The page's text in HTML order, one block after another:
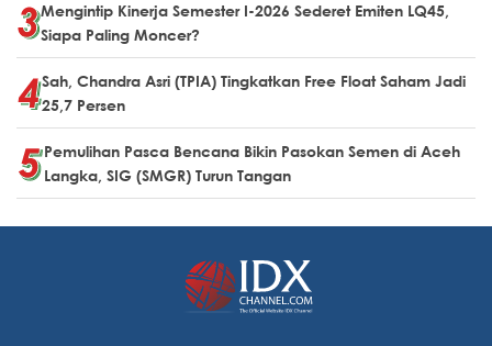
Mengintip Kinerja Semester I-2026 Sederet Emiten LQ45,
Siapa Paling Moncer?
Sah, Chandra Asri (TPIA) Tingkatkan Free Float Saham Jadi
25,7 Persen
Pemulihan Pasca Bencana Bikin Pasokan Semen di Aceh
Langka, SIG (SMGR) Turun Tangan